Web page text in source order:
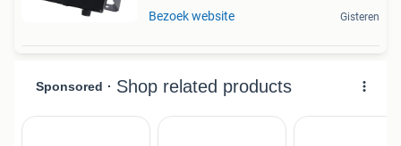
Bezoek website Gisteren